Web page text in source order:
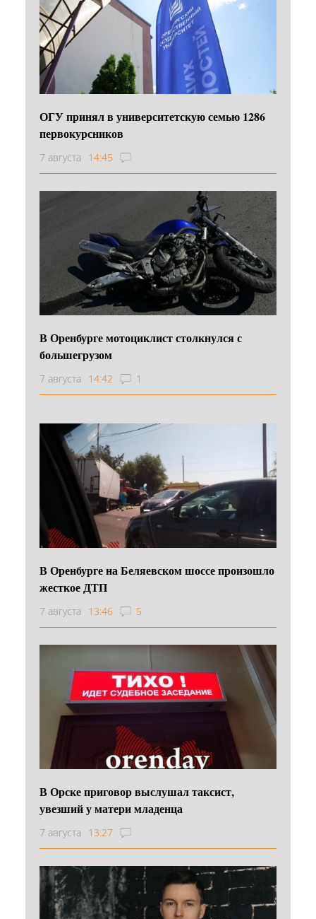
ОГУ принял в университетскую семью 1286
первокурсников
7 августа 14:45
В Оренбурге мотоциклист столкнулся с
большегрузом
7 августа 14:42 1
В Оренбурге на Беляевском шоссе произошло
жесткое ДТП
7 августа 13:46 5
В Орске приговор выслушал таксист,
увезший у матери младенца
7 августа 13:27